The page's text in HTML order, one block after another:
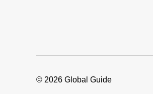
© 2026 Global Guide